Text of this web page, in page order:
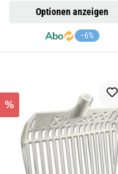
−6%
Optionen anzeigen
%